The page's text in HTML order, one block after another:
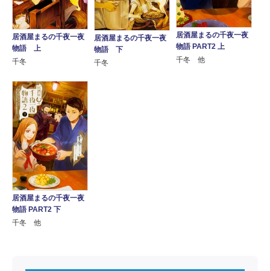
居酒屋まるの千夜一夜
物語 上
千冬
居酒屋まるの千夜一夜
物語 下
千冬
居酒屋まるの千夜一夜
物語 PART2 上
千冬 他
居酒屋まるの千夜一夜
物語 PART2 下
千冬 他